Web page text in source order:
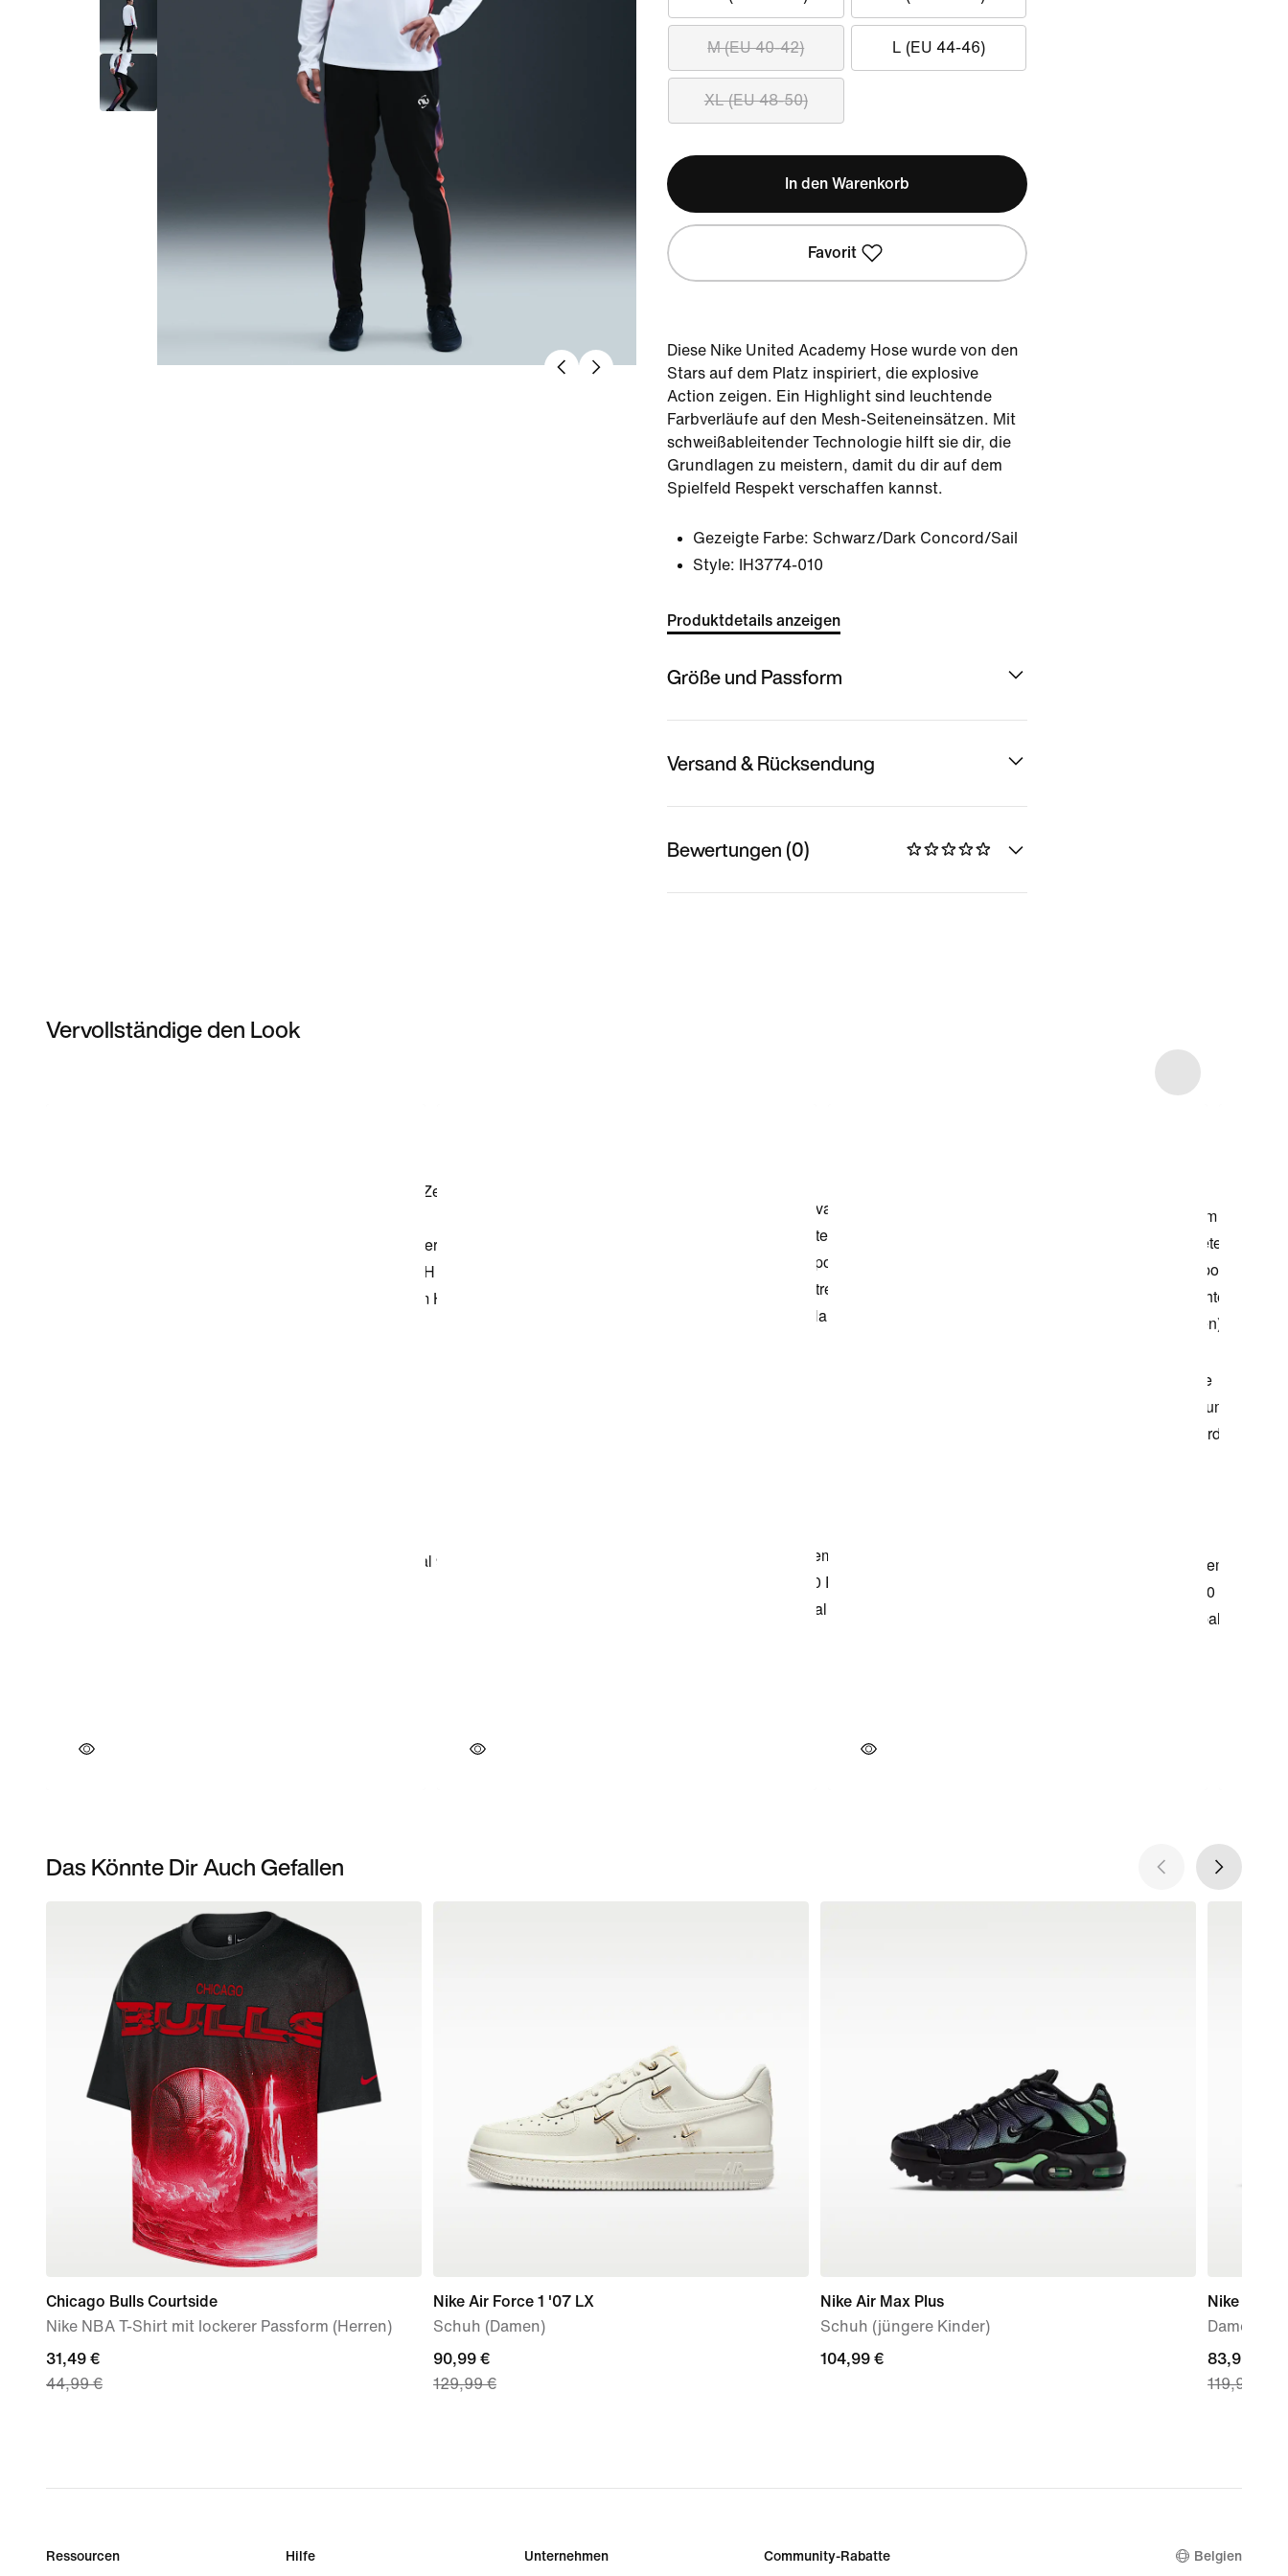
M (EU 40-42) L (EU 44-46)
XL (EU 48-50)
In den Warenkorb
Favorit
Diese Nike United Academy Hose wurde von den
Stars auf dem Platz inspiriert, die explosive
Action zeigen. Ein Highlight sind leuchtende
Farbverläufe auf den Mesh-Seiteneinsätzen. Mit
schweißableitender Technologie hilft sie dir, die
Grundlagen zu meistern, damit du dir auf dem
Spielfeld Respekt verschaffen kannst.
Gezeigte Farbe: Schwarz/Dark Concord/Sail
Style:
IH3774-010
Produktdetails anzeigen
Größe und Passform
Versand & Rücksendung
Bewertungen (0)
Vervollständige den Look
Das Könnte Dir Auch Gefallen
Chicago Bulls Courtside
Nike NBA T-Shirt mit lockerer Passform (Herren)
current
price
44,99 €
31,49 €
44,99 €
Nike Air Force 1 '07 LX
Schuh (Damen)
current
price
129,99 €
90,99 €
129,99 €
Nike Air Max Plus
Schuh (jüngere Kinder)
104,99 €
104,99 €
Nike Air
current
price
119,99 €
83,99 €
119,99 €
Ressourcen Hilfe Unternehmen Community-Rabatte Belgien